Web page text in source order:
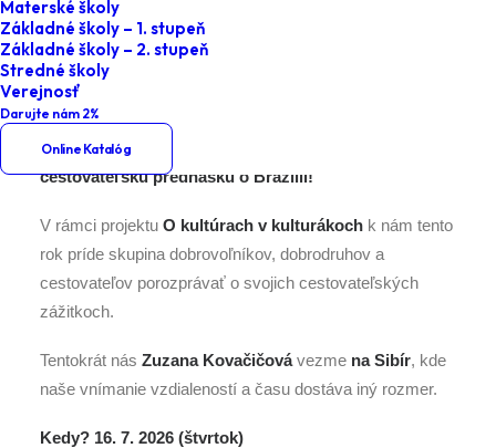
Materské školy
Základné školy – 1. stupeň
Základné školy – 2. stupeň
Stredné školy
Verejnosť
Darujte nám 2%
Online Katalóg
Mestská knižnica Žilina pozýva všetkých na
cestovateľskú prednášku o Brazílii!
V rámci projektu O kultúrach v kulturákoch k nám tento
rok príde skupina dobrovoľníkov, dobrodruhov a
cestovateľov porozprávať o svojich cestovateľských
zážitkoch.
Tentokrát nás Zuzana Kovačičovávezme na Sibír, kde
naše vnímanie vzdialeností a času dostáva iný rozmer.
Kedy? 16. 7. 2026 (štvrtok)